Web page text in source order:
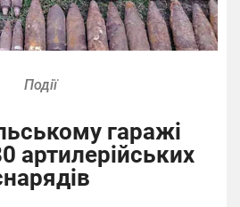
Події
гаражі
артилерійських